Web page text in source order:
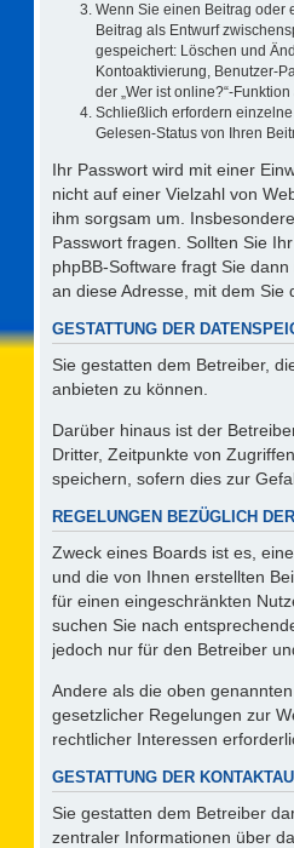
Wenn Sie einen Beitrag oder
Beitrag als Entwurf
gespeichert: Löschen und
Kontoaktivierung, Benutzer-
der „Wer ist online?“-
Schließlich erfordern
Gelesen-Status von Ihren
Ihr Passwort wird mit einer
nicht auf einer Vielzahl von
ihm sorgsam um.
Passwort fragen. Sollten Sie
phpBB-Software fragt Sie
an diese Adresse, mit dem
GESTATTUNG DER
Sie gestatten dem Betreiber,
anbieten zu können.
Darüber hinaus ist der
Dritter, Zeitpunkte von
speichern, sofern dies zur
REGELUNGEN BEZÜGLICH
Zweck eines Boards ist es,
und die von Ihnen erstellten
für einen eingeschränkten
suchen Sie nach
jedoch nur für den Betreiber
Andere als die oben
gesetzlicher Regelungen zur
rechtlicher Interessen
GESTATTUNG DER
Sie gestatten dem Betreiber
zentraler Informationen über